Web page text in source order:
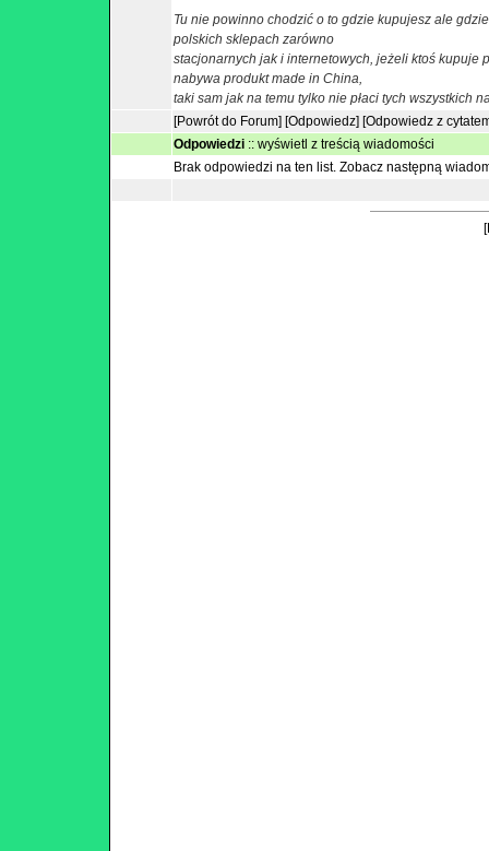
Tu nie powinno chodzić o to gdzie kupujesz ale
polskich sklepach zarówno
stacjonarnych jak i internetowych, jeżeli ktoś kupuje
nabywa produkt made in China,
taki sam jak na temu tylko nie płaci tych wszystkich
[Powrót do Forum] [Odpowiedz] [Odpowiedz z
Odpowiedzi :: wyświetl z treścią wiadomości
Brak odpowiedzi na ten list. Zobacz następną